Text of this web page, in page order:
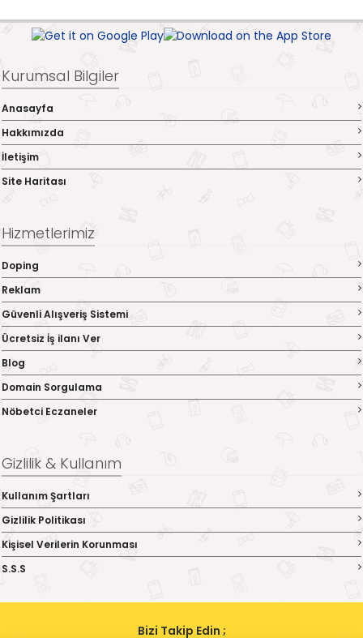
Kurumsal Bilgiler
Anasayfa
Hakkımızda
İletişim
Site Haritası
Hizmetlerimiz
Doping
Reklam
Güvenli Alışveriş Sistemi
Ücretsiz İş ilanı Ver
Blog
Domain Sorgulama
Nöbetci Eczaneler
Gizlilik & Kullanım
Kullanım Şartları
Gizlilik Politikası
Kişisel Verilerin Korunması
S.S.S
Bizi Takip Edin ;